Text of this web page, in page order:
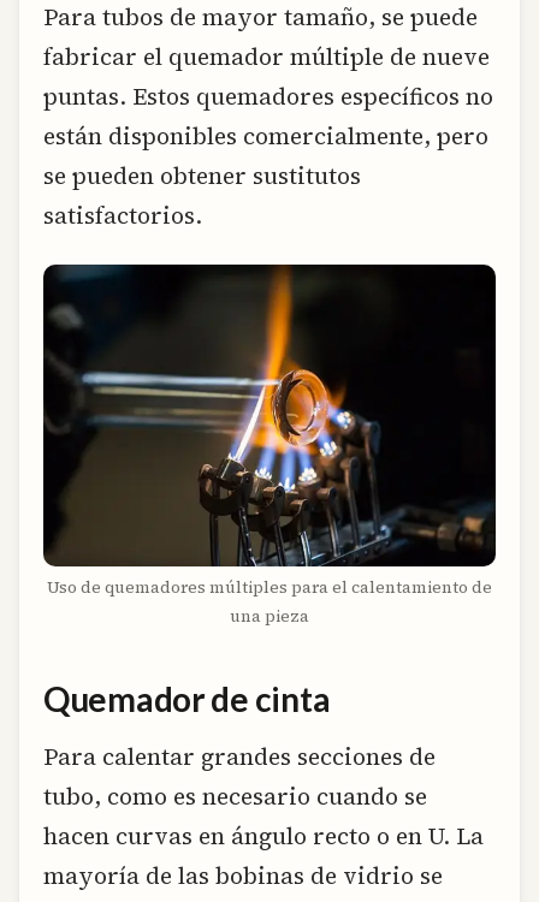
Para tubos de mayor tamaño, se puede
fabricar el quemador múltiple de nueve
puntas. Estos quemadores específicos no
están disponibles comercialmente, pero
se pueden obtener sustitutos
satisfactorios.
Uso de quemadores múltiples para el calentamiento de
una pieza
Quemador de cinta
Para calentar grandes secciones de
tubo, como es necesario cuando se
hacen curvas en ángulo recto o en U. La
mayoría de las bobinas de vidrio se